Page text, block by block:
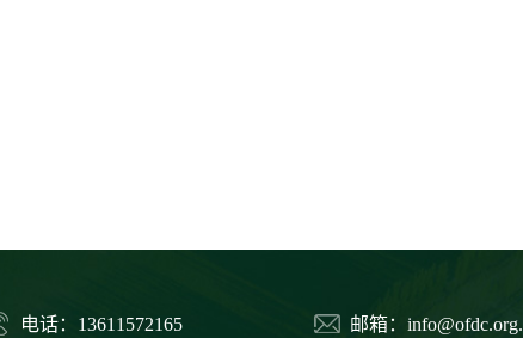
电话：13611572165 邮箱：